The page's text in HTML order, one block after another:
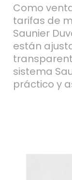
Como
tarifas de
Saunier
están
sistema
práctico y